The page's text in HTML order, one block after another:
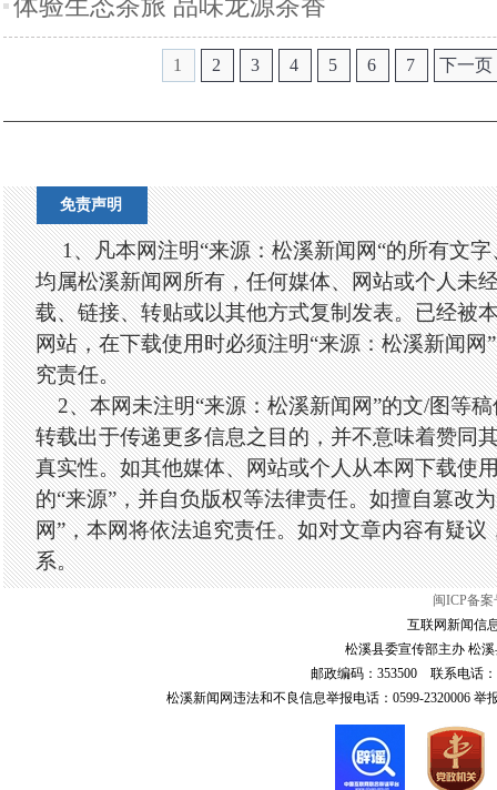
体验生态茶旅 品味龙源茶香
1 2 3 4 5 6 7 下一页
免责声明
1、凡本网注明“来源：松溪新闻网“的所有文
均属松溪新闻网所有，任何媒体、网站或个人未
载、链接、转贴或以其他方式复制发表。已经被
网站，在下载使用时必须注明“来源：松溪新闻网
究责任。
2、本网未注明“来源：松溪新闻网”的文/图等稿
转载出于传递更多信息之目的，并不意味着赞同
真实性。如其他媒体、网站或个人从本网下载使
的“来源”，并自负版权等法律责任。如擅自篡改
网”，本网将依法追究责任。如对文章内容有疑议
系。
闽ICP备案
互联网新闻信
松溪县委宣传部主办 松
邮政编码：353500 联系电话：
松溪新闻网违法和不良信息举报电话：0599-2320006 举